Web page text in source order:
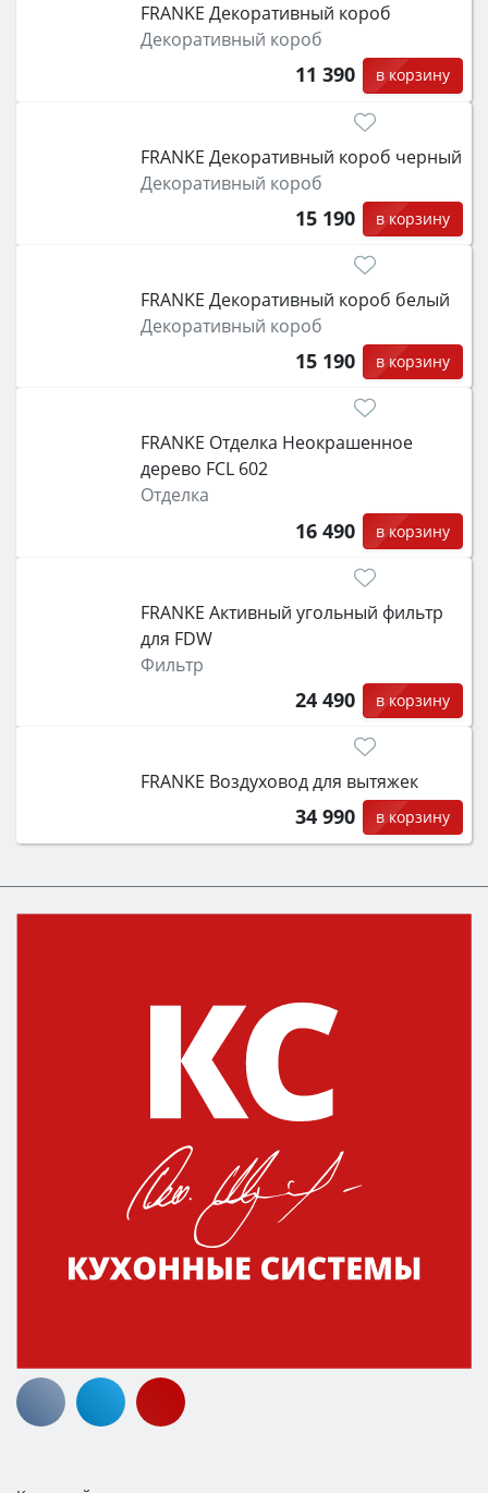
FRANKE Декоративный короб
Декоративный короб
11 390 в корзину
FRANKE Декоративный короб черный
Декоративный короб
15 190 в корзину
FRANKE Декоративный короб белый
Декоративный короб
15 190 в корзину
FRANKE Отделка Неокрашенное
дерево FCL 602
Отделка
16 490 в корзину
FRANKE Активный угольный фильтр
для FDW
Фильтр
24 490 в корзину
FRANKE Воздуховод для вытяжек
34 990 в корзину